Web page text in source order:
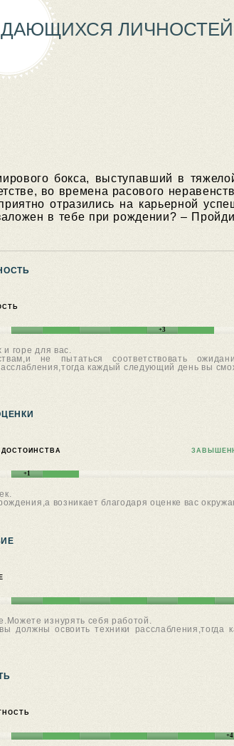
ЛИЧНОСТЕЙ
бокса, выступавший в
во времена расового
отразились на карьерной
в тебе при рождении? –
+3
и горе для вас.
не пытаться соответствовать
каждый следующий день вы
+1
возникает благодаря оценке вас
изнурять себя работой.
должны освоить техники
+4